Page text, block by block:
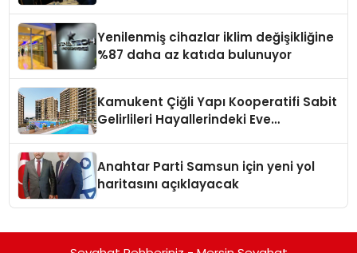
Yenilenmiş cihazlar iklim değişikliğine
%87 daha az katıda bulunuyor
Kamukent Çiğli Yapı Kooperatifi Sabit
Gelirlileri Hayallerindeki Eve
Anahtar Parti Samsun için yeni yol
haritasını açıklayacak